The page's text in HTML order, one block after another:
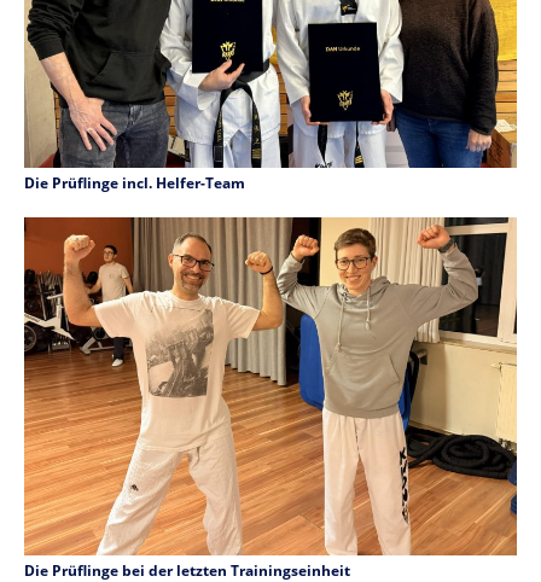
Die Prüflinge incl. Helfer-Team
Die Prüflinge bei der letzten Trainingseinheit